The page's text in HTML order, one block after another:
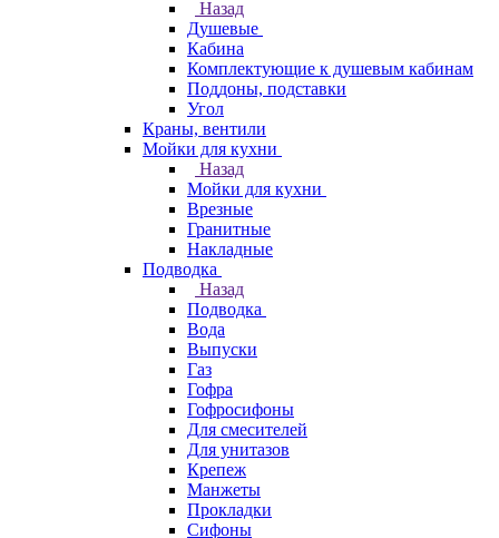
Назад
Душевые
Кабина
Комплектующие к душевым кабинам
Поддоны, подставки
Угол
Краны, вентили
Мойки для кухни
Назад
Мойки для кухни
Врезные
Гранитные
Накладные
Подводка
Назад
Подводка
Вода
Выпуски
Газ
Гофра
Гофросифоны
Для смесителей
Для унитазов
Крепеж
Манжеты
Прокладки
Сифоны